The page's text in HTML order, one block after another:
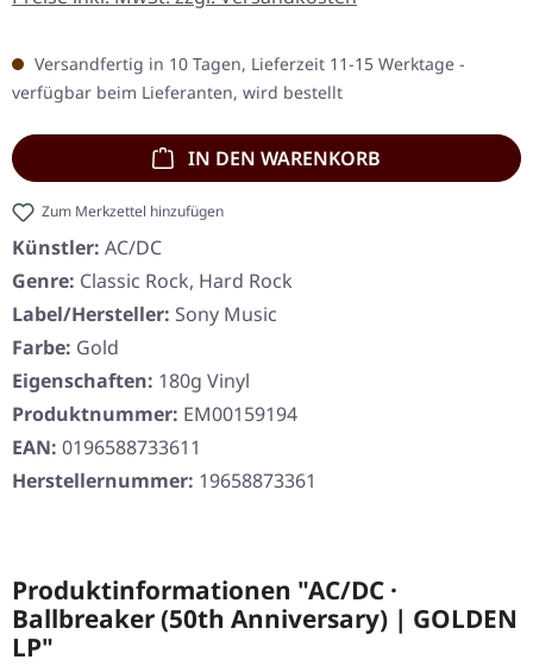
Versandfertig in 10 Tagen, Lieferzeit 11-15 Werktage -
verfügbar beim Lieferanten, wird bestellt
IN DEN WARENKORB
Zum Merkzettel hinzufügen
Künstler: AC/DC
Genre: Classic Rock, Hard Rock
Label/Hersteller: Sony Music
Farbe: Gold
Eigenschaften: 180g Vinyl
Produktnummer: EM00159194
EAN: 0196588733611
Herstellernummer: 19658873361
Produktinformationen "AC/DC ·
Ballbreaker (50th Anniversary) | GOLDEN
LP"